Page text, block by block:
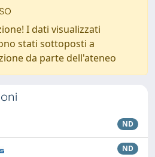
I dati visualizzati
stati sottoposti a
da parte dell'ateneo
ND
ND